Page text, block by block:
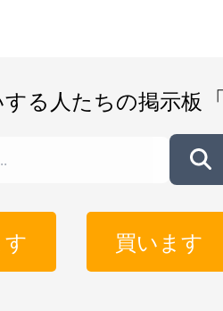
る人たちの掲示板
買います